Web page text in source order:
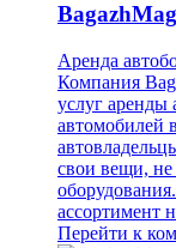
BagazhMag
Аренда
Компания
услуг аренды
автомобилей
свои вещи, не
ассортимент
Перейти к